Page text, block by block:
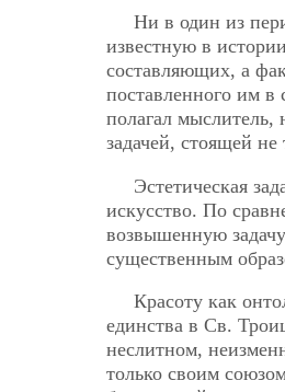
Ни в один из
известную в
составляющих, а
поставленного им в
полагал мыслитель,
задачей, стоящей
Эстетическая
искусство. По
возвышенную
существенным
Красоту как
единства в Св.
неслитном,
только своим